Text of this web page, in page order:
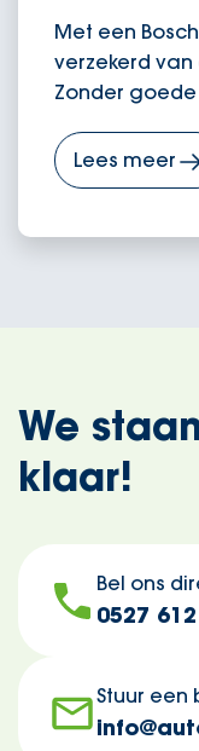
Met een
verzekerd
Zonder
Lees meer
We
klaar!
Bel ons
0527
Stuur een